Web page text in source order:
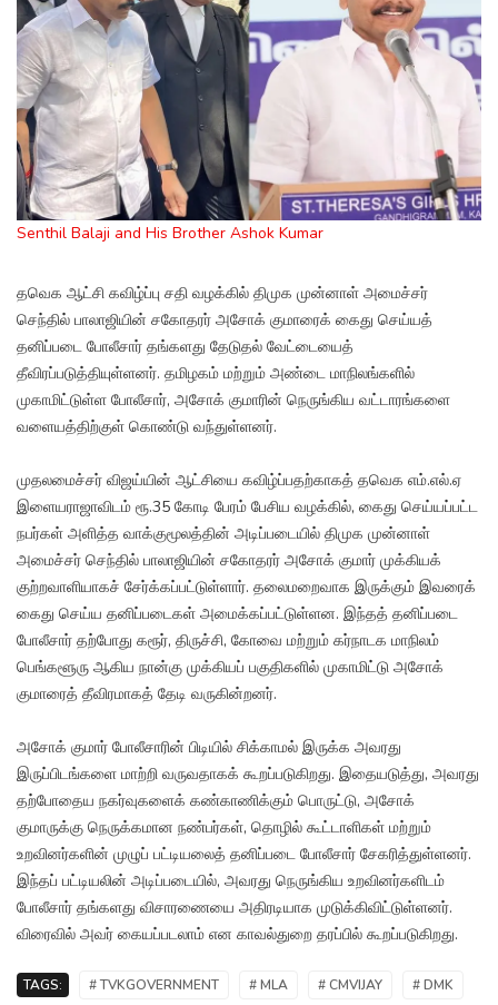
Senthil Balaji and His Brother Ashok Kumar
தவெக ஆட்சி கவிழ்ப்பு சதி வழக்கில் திமுக முன்னாள் அமைச்சர்
செந்தில் பாலாஜியின் சகோதரர் அசோக் குமாரைக் கைது செய்யத்
தனிப்படை போலீசார் தங்களது தேடுதல் வேட்டையைத்
தீவிரப்படுத்தியுள்ளனர். தமிழகம் மற்றும் அண்டை மாநிலங்களில்
முகாமிட்டுள்ள போலீசார், அசோக் குமாரின் நெருங்கிய வட்டாரங்களை
வளையத்திற்குள் கொண்டு வந்துள்ளனர்.
முதலமைச்சர் விஜய்யின் ஆட்சியை கவிழ்ப்பதற்காகத் தவெக எம்.எல்.ஏ
இளையராஜாவிடம் ரூ.35 கோடி பேரம் பேசிய வழக்கில், கைது செய்யப்பட்ட
நபர்கள் அளித்த வாக்குமூலத்தின் அடிப்படையில் திமுக முன்னாள்
அமைச்சர் செந்தில் பாலாஜியின் சகோதரர் அசோக் குமார் முக்கியக்
குற்றவாளியாகச் சேர்க்கப்பட்டுள்ளார். தலைமறைவாக இருக்கும் இவரைக்
கைது செய்ய தனிப்படைகள் அமைக்கப்பட்டுள்ளன. இந்தத் தனிப்படை
போலீசார் தற்போது கரூர், திருச்சி, கோவை மற்றும் கர்நாடக மாநிலம்
பெங்களூரு ஆகிய நான்கு முக்கியப் பகுதிகளில் முகாமிட்டு அசோக்
குமாரைத் தீவிரமாகத் தேடி வருகின்றனர்.
அசோக் குமார் போலீசாரின் பிடியில் சிக்காமல் இருக்க அவரது
இருப்பிடங்களை மாற்றி வருவதாகக் கூறப்படுகிறது. இதையடுத்து, அவரது
தற்போதைய நகர்வுகளைக் கண்காணிக்கும் பொருட்டு, அசோக்
குமாருக்கு நெருக்கமான நண்பர்கள், தொழில் கூட்டாளிகள் மற்றும்
உறவினர்களின் முழுப் பட்டியலைத் தனிப்படை போலீசார் சேகரித்துள்ளனர்.
இந்தப் பட்டியலின் அடிப்படையில், அவரது நெருங்கிய உறவினர்களிடம்
போலீசார் தங்களது விசாரணையை அதிரடியாக முடுக்கிவிட்டுள்ளனர்.
விரைவில் அவர் கையப்படலாம் என காவல்துறை தரப்பில் கூறப்படுகிறது.
TAGS: # TVKGOVERNMENT # MLA # CMVIJAY # DMK